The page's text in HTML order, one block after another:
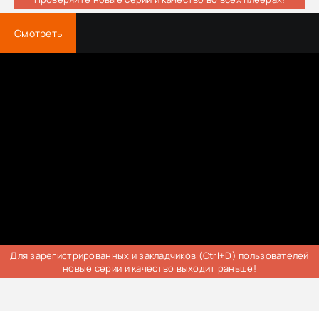
Смотреть
Для зарегистрированных и закладчиков (Ctrl+D) пользователей
новые серии и качество выходит раньше!